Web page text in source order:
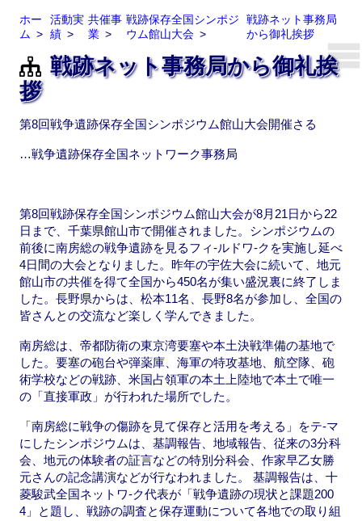
ホー
ム
活動実
績
共催事
業
戦跡保存全国シンポジ
ウム館山大会
戦跡ネット事務局
から御礼挨拶
戦跡ネット事務局から御礼挨
拶
第8回戦争遺跡保存全国シンポジウム館山大会開催さる
…戦争遺跡保存全国ネットワーク事務局
第8回戦跡保存全国シンポジウム館山大会が8月21日から22
日まで、千葉県館山市で開催されました。シンポジウムの
前後に南房総の戦争遺跡を見るフィ-ルドワ-クを実施し延べ
4日間の大会となりました。昨年の宇佐大会に続いて、地元
館山市の共催を得て全国から450名が集い盛況裏に終了しま
した。長野県からは、松本11名、長野8名が参加し、全国の
皆さんとの交流など楽しく学んできました。
南房総は、帝都防衛の東京湾要塞や本土決戦準備の基地で
した。要塞の砲台や弾薬庫、海軍の特攻基地、航空隊、砲
術学校などの戦跡、米国占領軍の本土上陸地で本土で唯一
の「直接軍政」が行われた場所でした。
「南房総に戦争の傷跡を見て保存と活用を考える」をテ-マ
にしたシンポジウムは、基調報告、地域報告、従来の3分科
会、地元の体験者の証言などの特別分科会、作家早乙女勝
元さんの記念講演などが行なわれました。 基調報告は、十
菱駿武全国ネットワ-ク代表が「戦争遺跡の現状と課題200
4」と題し、戦跡の調査と保存運動について各地での取り組